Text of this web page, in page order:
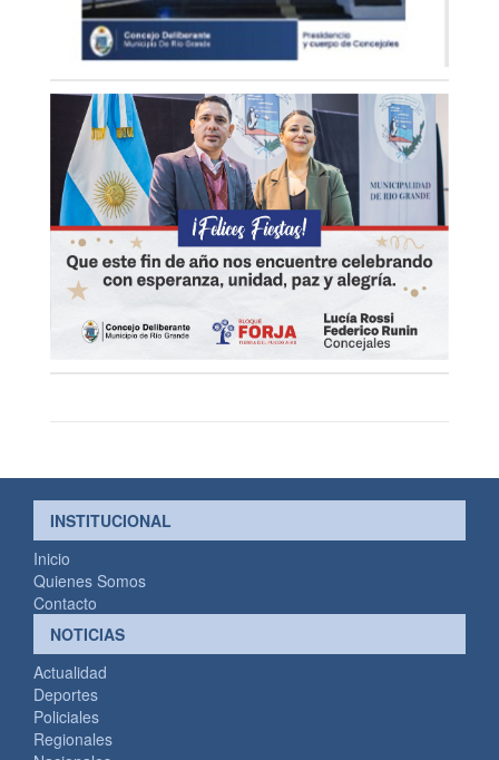
INSTITUCIONAL
Inicio
Quienes Somos
Contacto
NOTICIAS
Actualidad
Deportes
Policiales
Regionales